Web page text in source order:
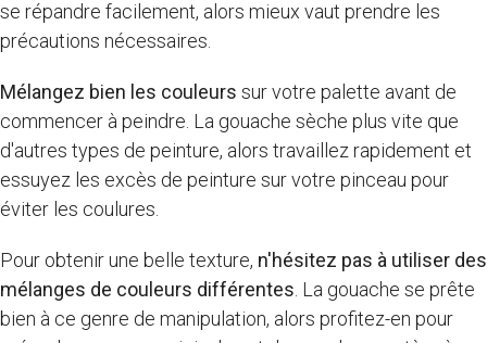
se répandre facilement, alors mieux vaut prendre les
précautions nécessaires.
Mélangez bien les couleurs sur votre palette avant de
commencer à peindre. La gouache sèche plus vite que
d'autres types de peinture, alors travaillez rapidement et
essuyez les excès de peinture sur votre pinceau pour
éviter les coulures.
Pour obtenir une belle texture, n'hésitez pas à utiliser des
mélanges de couleurs différentes . La gouache se prête
bien à ce genre de manipulation, alors profitez-en pour